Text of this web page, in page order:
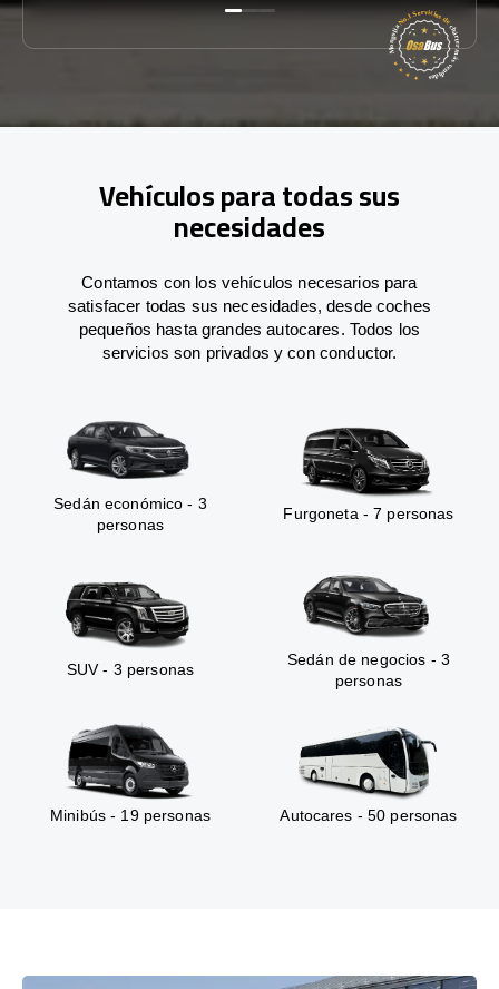
Vehículos para todas sus
necesidades
Contamos con los vehículos necesarios para
satisfacer todas sus necesidades, desde coches
pequeños hasta grandes autocares. Todos los
servicios son privados y con conductor.
Sedán económico - 3
personas
Furgoneta - 7 personas
SUV - 3 personas
Sedán de negocios - 3
personas
Minibús - 19 personas Autocares - 50 personas